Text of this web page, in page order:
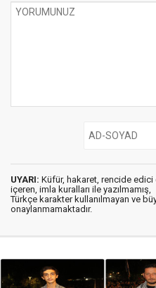
UYARI: Küfür, hakaret, rencide edici
içeren, imla kuralları ile yazılmamış,
Türkçe karakter kullanılmayan ve
onaylanmamaktadır.